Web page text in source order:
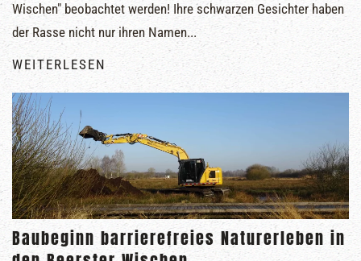
Wischen" beobachtet werden! Ihre schwarzen Gesichter haben
der Rasse nicht nur ihren Namen...
WEITERLESEN
Baubeginn barrierefreies Naturerleben in